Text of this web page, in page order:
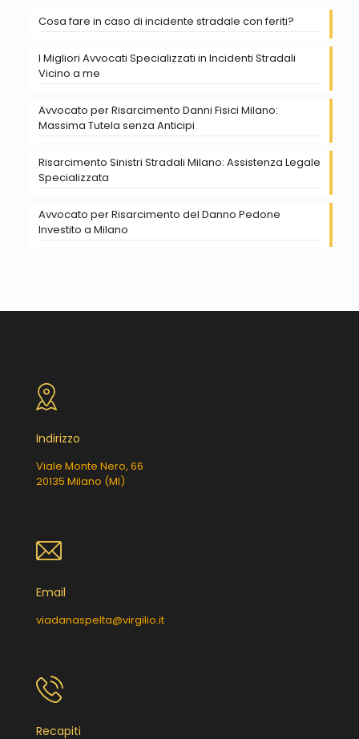
Cosa fare in caso di incidente stradale con feriti?
I Migliori Avvocati Specializzati in Incidenti Stradali
Vicino a me
Avvocato per Risarcimento Danni Fisici Milano:
Massima Tutela senza Anticipi
Risarcimento Sinistri Stradali Milano: Assistenza Legale
Specializzata
Avvocato per Risarcimento del Danno Pedone
Investito a Milano
Indirizzo
Viale Monte Nero, 66
20135 Milano (MI)
Email
viadanaspelta@virgilio.it
Recapiti